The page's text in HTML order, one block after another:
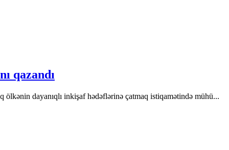
qazandı
dayanıqlı inkişaf hədəflərinə çatmaq istiqamətində mühü...